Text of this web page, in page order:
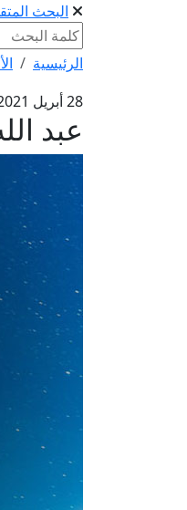
البحث
الرئيسية
28 أبريل 2021 م
عبد